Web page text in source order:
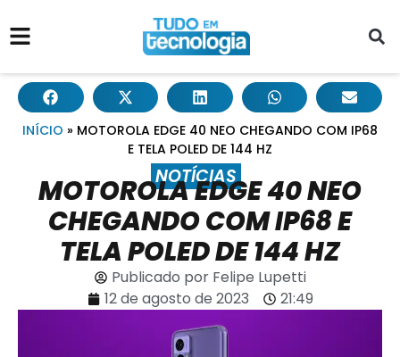
INÍCIO » MOTOROLA EDGE 40 NEO CHEGANDO COM IP68
E TELA POLED DE 144 HZ
NOTÍCIAS
MOTOROLA EDGE 40 NEO
CHEGANDO COM IP68 E
TELA POLED DE 144 HZ
Publicado porFelipe Lupetti
12 de agosto de 2023
21:49